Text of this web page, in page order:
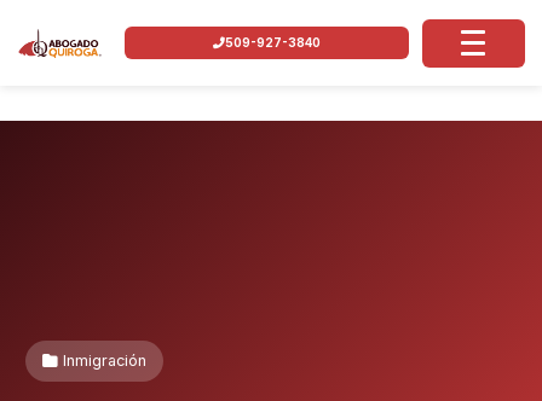
509-927-3840
Inmigración